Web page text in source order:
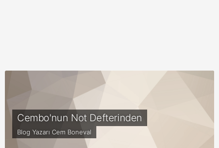
Cembo'nun Not Defterinden
Blog Yazarı Cem Boneval